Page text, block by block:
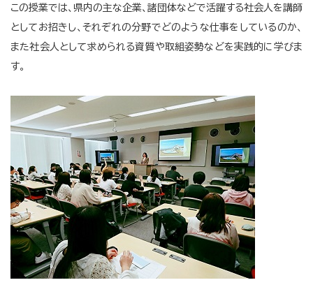
この授業では、県内の主な企業、諸団体などで活躍する社会人を講師
としてお招きし、それぞれの分野でどのような仕事をしているのか、
また社会人として求められる資質や取組姿勢などを実践的に学びま
す。